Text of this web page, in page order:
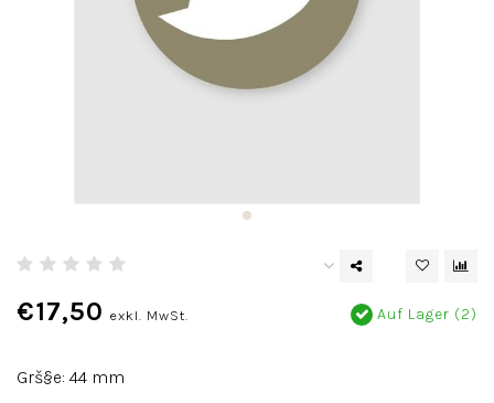
€17,50 exkl. MwSt. Auf Lager (2)
Grš§e: 44 mm